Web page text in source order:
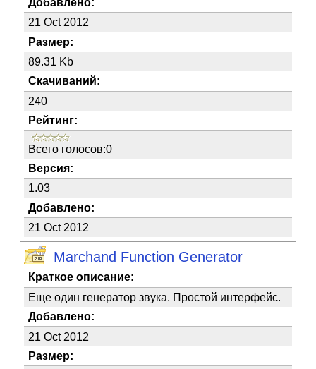
Добавлено:
21 Oct 2012
Размер:
89.31 Kb
Скачиваний:
240
Рейтинг:
Всего голосов:0
Версия:
1.03
Добавлено:
21 Oct 2012
Marchand Function Generator
Краткое описание:
Еще один генератор звука. Простой интерфейс.
Добавлено:
21 Oct 2012
Размер: